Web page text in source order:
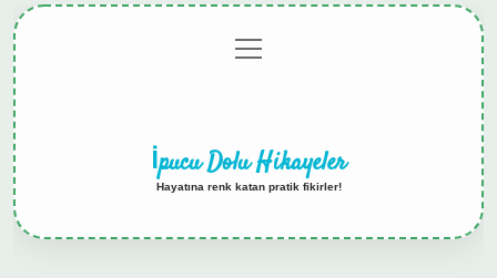
menüyü
aç
İpucu Dolu Hikayeler
Hayatına renk katan pratik fikirler!